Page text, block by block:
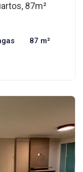
87m²
87 m²